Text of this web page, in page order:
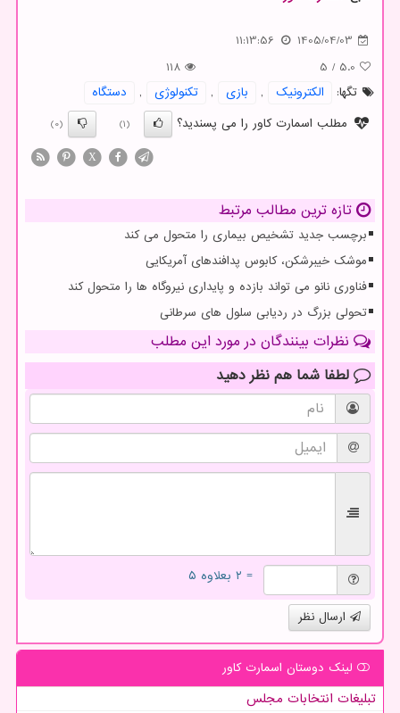
1405/04/03
11:13:56
5.0
/
5
118
تگها:
الكترونیك , بازی , تكنولوژی ,
دستگاه
مطلب اسمارت کاور را می پسندید؟
(1)
(0)
X
تازه ترین مطالب مرتبط
برچسب جدید تشخیص بیماری را متحول می کند
موشک خیبرشکن، کابوس پدافندهای آمریکایی
فناوری نانو می تواند بازده و پایداری نیروگاه ها را متحول کند
تحولی بزرگ در ردیابی سلول های سرطانی
نظرات بینندگان در مورد این مطلب
لطفا شما هم نظر دهید
= ۲ بعلاوه ۵
ارسال نظر
لینک دوستان اسمارت كاور
تبلیغات انتخابات مجلس